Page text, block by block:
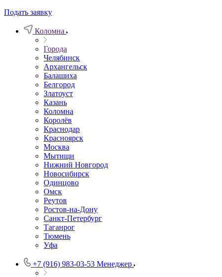
Подать заявку
Коломна
Города
Челябинск
Архангельск
Балашиха
Белгород
Златоуст
Казань
Коломна
Королёв
Краснодар
Красноярск
Москва
Мытищи
Нижний Новгород
Новосибирск
Одинцово
Омск
Реутов
Ростов-на-Дону
Санкт-Петербург
Таганрог
Тюмень
Уфа
+7 (916) 983-03-53 Менеджер